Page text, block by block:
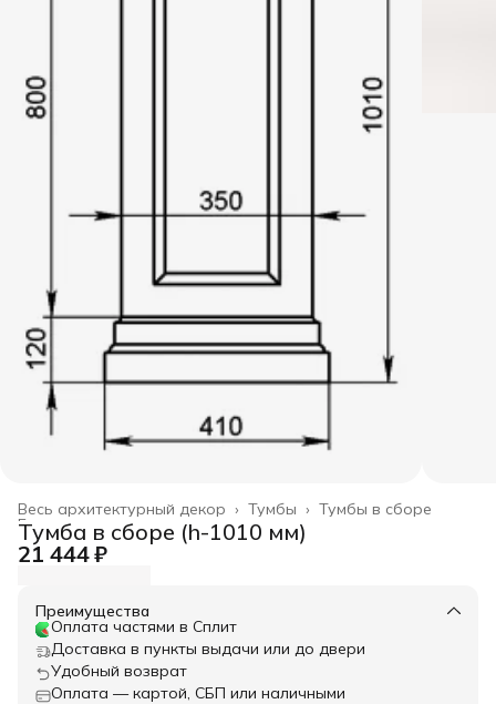
Тумбы в сборе
Тумбы ›
Весь архитектурный декор ›
Главная
Тумба в сборе (h-1010 мм)
21 444 ₽
Преимущества
Оплата частями в Сплит
Доставка в пункты выдачи или до двери
Удобный возврат
Оплата — картой, СБП или наличными